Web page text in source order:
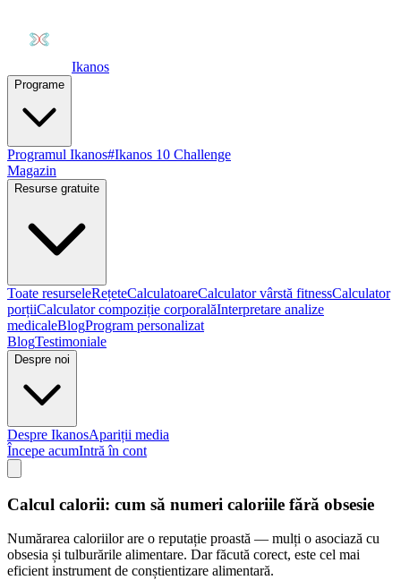
Ikanos
Programe
Programul Ikanos#Ikanos 10 Challenge
Magazin
Resurse gratuite
Toate resurseleRețeteCalculatoareCalculator vârstă fitnessCalculator
porțiiCalculator compoziție corporalăInterpretare analize
medicaleBlogProgram personalizat
BlogTestimoniale
Despre noi
Despre IkanosApariții media
Începe acumIntră în cont
Calcul calorii: cum să numeri caloriile fără obsesie
Numărarea caloriilor are o reputație proastă — mulți o asociază cu
obsesia și tulburările alimentare. Dar făcută corect, este cel mai
eficient instrument de conștientizare alimentară.